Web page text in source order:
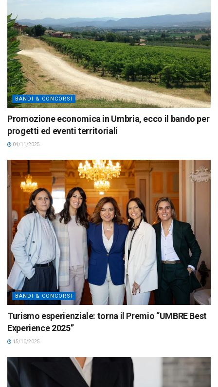
BANDI & CONCORSI
Promozione economica in Umbria, ecco il bando per
progetti ed eventi territoriali
04/11/2025
BANDI & CONCORSI
Turismo esperienziale: torna il Premio “UMBRE Best
Experience 2025”
15/10/2025